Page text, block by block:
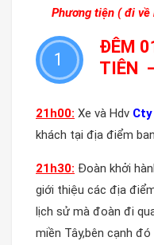
Phương tiện ( đi về
1
ĐÊM
TIÊN
21h00: Xe và Hdv
khách tại địa điểm
21h30: Đoàn khởi
giới thiệu các địa
lịch sử mà đoàn đi
miền Tây,bên cạnh